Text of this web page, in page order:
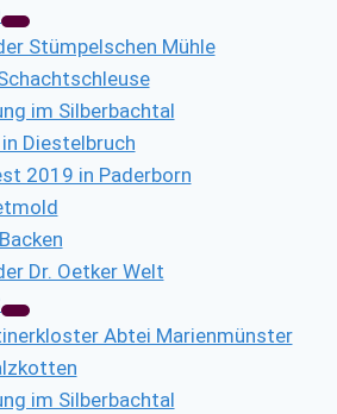
Stümpelschen Mühle
im Silberbachtal
Diestelbruch
2019 in Paderborn
Dr. Oetker Welt
Abtei Marienmünster
im Silberbachtal